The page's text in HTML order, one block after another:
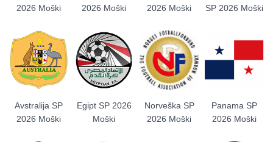
2026 Moški
2026 Moški
2026 Moški
SP 2026 Moški
Avstralija SP
2026 Moški
Egipt SP 2026
Moški
Norveška SP
2026 Moški
Panama SP
2026 Moški